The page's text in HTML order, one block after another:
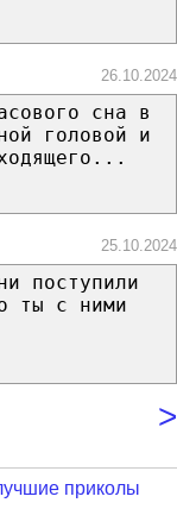
26.10.2024
сна в
головой и
25.10.2024
поступили
ты с ними
>
приколы